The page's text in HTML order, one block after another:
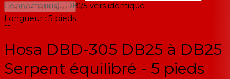
Connecteur(s) : DB25 vers identique
Longueur : 5 pieds
Calculer la livraison →
--
Hosa DBD-305 DB25 à DB25
Serpent équilibré - 5 pieds